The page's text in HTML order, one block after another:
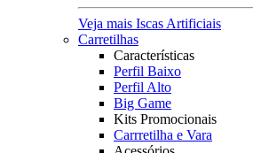
Veja mais Iscas Artificiais
Carretilhas
Características
Perfil Baixo
Perfil Alto
Big Game
Kits Promocionais
Carrretilha e Vara